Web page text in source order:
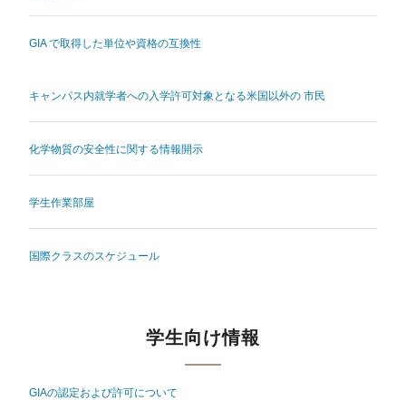
GIA で取得した単位や資格の互換性
キャンパス内就学者への入学許可対象となる米国以外の 市民
化学物質の安全性に関する情報開示
学生作業部屋
国際クラスのスケジュール
学生向け情報
GIAの認定および許可について